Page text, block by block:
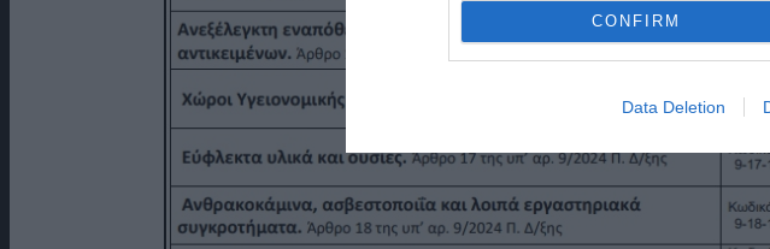
CONFIRM
Data Deletion